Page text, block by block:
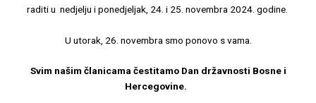
raditi u nedjelju i ponedjeljak, 24. i 25. novembra 2024. godine.
U utorak, 26. novembra smo ponovo s vama.
Svim našim članicama čestitamo Dan državnosti Bosne i
Hercegovine.